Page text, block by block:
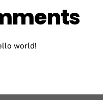
world!